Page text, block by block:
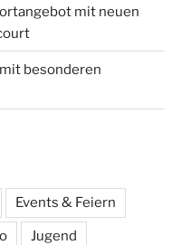
mit neuen
besonderen
Events & Feiern
Jugend